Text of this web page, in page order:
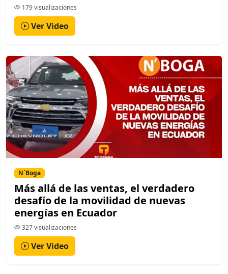
179 visualizaciones
Ver Video
N´Boga
Más allá de las ventas, el verdadero
desafío de la movilidad de nuevas
energías en Ecuador
327 visualizaciones
Ver Video